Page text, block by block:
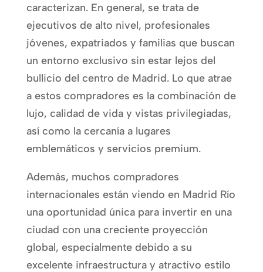
caracterizan. En general, se trata de
ejecutivos de alto nivel, profesionales
jóvenes, expatriados y familias que buscan
un entorno exclusivo sin estar lejos del
bullicio del centro de Madrid. Lo que atrae
a estos compradores es la combinación de
lujo, calidad de vida y vistas privilegiadas,
así como la cercanía a lugares
emblemáticos y servicios premium.
Además, muchos compradores
internacionales están viendo en Madrid Río
una oportunidad única para invertir en una
ciudad con una creciente proyección
global, especialmente debido a su
excelente infraestructura y atractivo estilo